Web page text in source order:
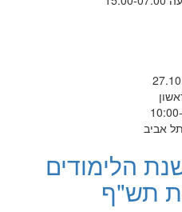
אביב
הלימודים
תש"ף